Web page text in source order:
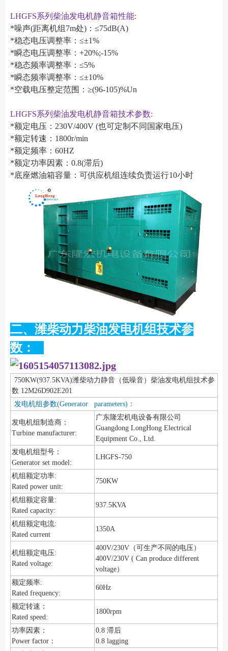
LHGFS系列柴油发电机静音箱性能:
*噪声(距离机组7m处)：≤75dB(A)
*稳态电压调整率：≤±1%
*瞬态电压调整率：+20%;-15%
*稳态频率调整率：≤5%
*瞬态频率调整率：≤±10%
*空载电压整定范围：≥(96-105)%Un
LHGFS系列柴油发电机静音箱技术参数:
*额定电压：230V/400V (也可定制不同国家电压)
*额定转速：1800r/min
*额定频率：60HZ
*额定功率因素：0.8(滞后)
*底座燃油箱容量：可供应机组连续负责运行10小时
二、潍柴动力柴油发电机组技术参
数：
750KW(937.5KVA)潍柴动力静音（低噪音）柴油发电机组技术参
数 12M26D902E201
发电机组参数(Generator parameters)：
发电机组制造商：
Turbine manufacturer:
广东隆宏机电设备有限公司
Guangdong LongHong Electrical
Equipment Co., Ltd.
发电机组型号：
Generator set model:
LHGFS-750
机组额定功率:
Rated power unit:
750KW
机组额定容量:
Rated capacity:
937.5KVA
机组额定电流:
Rated current
1350A
机组额定电压:
Rated voltage:
400V/230V（可生产不同的电压）
400V/230V ( Can produce different
voltage）
额定频率:
Rated frequency:
60Hz
额定转速：
Rated speed:
1800rpm
功率因素：
Power factor：
0.8 滞后
0.8 lagging